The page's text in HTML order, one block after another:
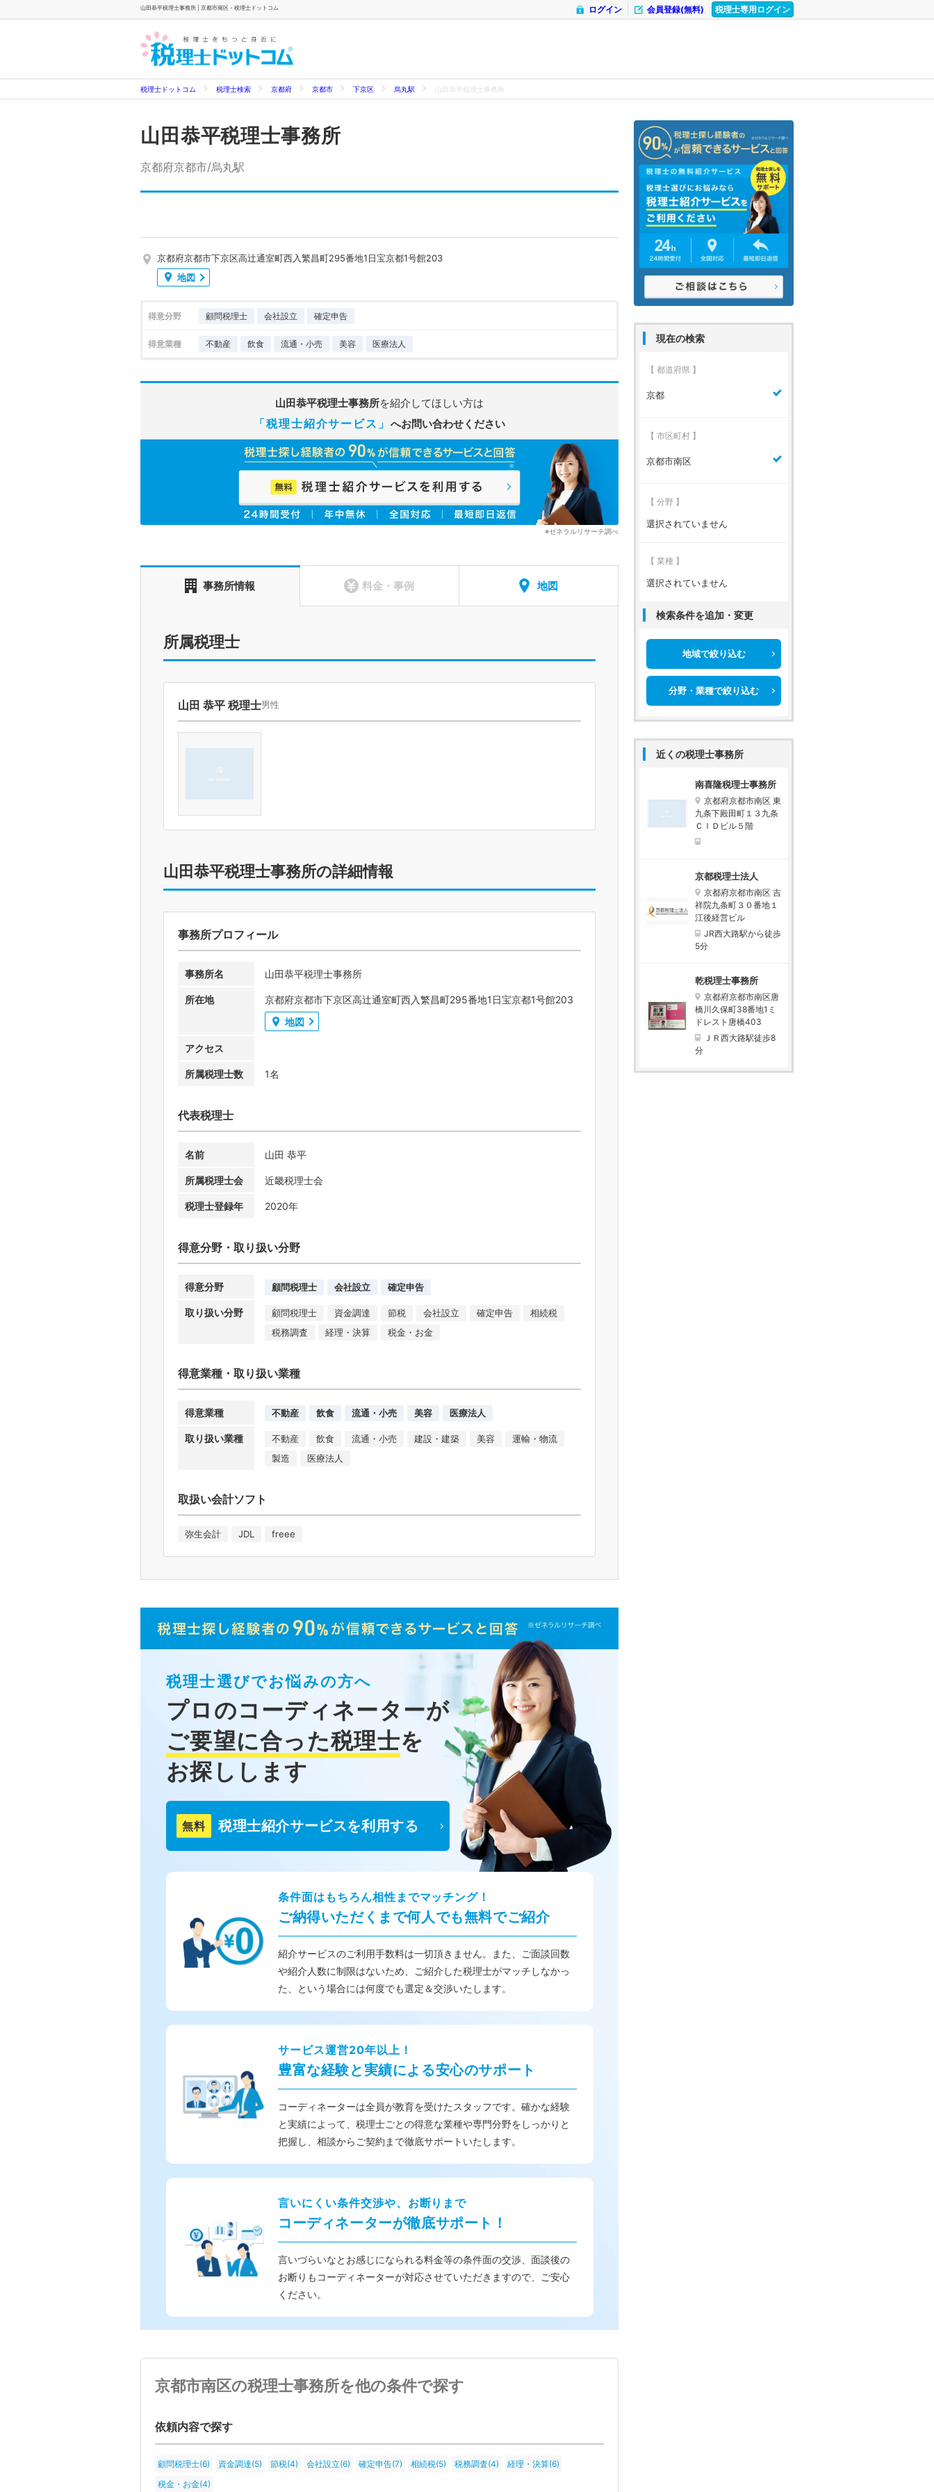
山田恭平税理士事務所 | 京都市南区 - 税理士ドットコム 税理士専用ログイン
会員登録(無料)
ログイン
税理士ドットコム 税理士検索 京都府 京都市 下京区 烏丸駅 山田恭平税理士事務所
現在の検索
【 都道府県 】
京都
【 市区町村 】
京都市南区
【 分野 】
選択されていません
【 業種 】
選択されていません
検索条件を追加・変更
地域で絞り込む
分野・業種で絞り込む
近くの税理士事務所
南喜隆税理士事務所
京都府京都市南区 東
九条下殿田町１３九条
ＣＩＤビル５階
京都税理士法人
京都府京都市南区 吉
祥院九条町３０番地１
江後経営ビル
JR西大路駅から徒歩
5分
乾税理士事務所
京都府京都市南区唐
橋川久保町38番地1ミ
ドレスト唐橋403
ＪＲ西大路駅徒歩8
分
山田恭平税理士事務所
京都府京都市/烏丸駅
京都府京都市下京区高辻通室町西入繁昌町295番地1日宝京都1号館203
地図
得意分野 顧問税理士 会社設立 確定申告
得意業種 不動産 飲食 流通・小売 美容 医療法人
山田恭平税理士事務所を紹介してほしい方は
「税理士紹介サービス」へお問い合わせください
※ゼネラルリサーチ調べ
事務所情報 料金・事例 地図
所属税理士
山田 恭平 税理士男性
山田恭平税理士事務所の詳細情報
事務所プロフィール
事務所名 山田恭平税理士事務所
所在地
京都府京都市下京区高辻通室町西入繁昌町295番地1日宝京都1号館203
地図
アクセス
所属税理士数 1名
代表税理士
名前 山田 恭平
所属税理士会 近畿税理士会
税理士登録年 2020年
得意分野・取り扱い分野
得意分野 顧問税理士 会社設立 確定申告
取り扱い分野 顧問税理士 資金調達 節税 会社設立 確定申告
相続税
税務調査
経理・決算 税金・お金
得意業種・取り扱い業種
得意業種 不動産 飲食 流通・小売 美容 医療法人
取り扱い業種 不動産 飲食 流通・小売 建設・建築 美容
運輸・物流
製造
医療法人
取扱い会計ソフト
弥生会計 JDL freee
税理士選びでお悩みの方へ
プロのコーディネーターが
ご要望に合った税理士を
お探しします
無料 税理士紹介サービスを利用する
条件面はもちろん相性までマッチング！
ご納得いただくまで何人でも無料でご紹介
紹介サービスのご利用手数料は一切頂きません。また、ご面談回数
や紹介人数に制限はないため、ご紹介した税理士がマッチしなかっ
た、という場合には何度でも選定＆交渉いたします。
サービス運営20年以上！
豊富な経験と実績による安心のサポート
コーディネーターは全員が教育を受けたスタッフです。確かな経験
と実績によって、税理士ごとの得意な業種や専門分野をしっかりと
把握し、相談からご契約まで徹底サポートいたします。
言いにくい条件交渉や、お断りまで
コーディネーターが徹底サポート！
言いづらいなとお感じになられる料金等の条件面の交渉、面談後の
お断りもコーディネーターが対応させていただきますので、ご安心
ください。
京都市南区の税理士事務所を他の条件で探す
依頼内容で探す
顧問税理士(6) 資金調達(5) 節税(4) 会社設立(6) 確定申告(7) 相続税(5) 税務調査(4)
経理・決算(6)
税金・お金(4)